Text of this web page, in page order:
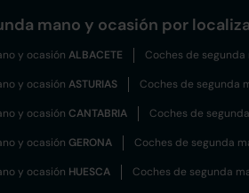
mano y ocasión por
y ocasión ALBACETE Coches de segunda
y ocasión ASTURIAS Coches de segunda
y ocasión CANTABRIA Coches de
y ocasión GERONA Coches de segunda
y ocasión HUESCA Coches de segunda